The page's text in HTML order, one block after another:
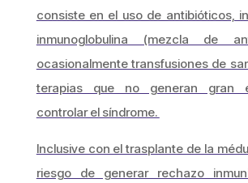
consiste en el uso de antibióticos,
inmunoglobulina (mezcla de
ocasionalmente transfusiones de
terapias que no generan gran
controlar el síndrome.
Inclusive con el trasplante de la
riesgo de generar rechazo